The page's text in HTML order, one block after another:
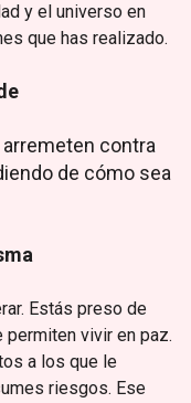
y el universo en
que has realizado.
contra
de cómo sea
Estás preso de
vivir en paz.
a los que le
riesgos. Ese